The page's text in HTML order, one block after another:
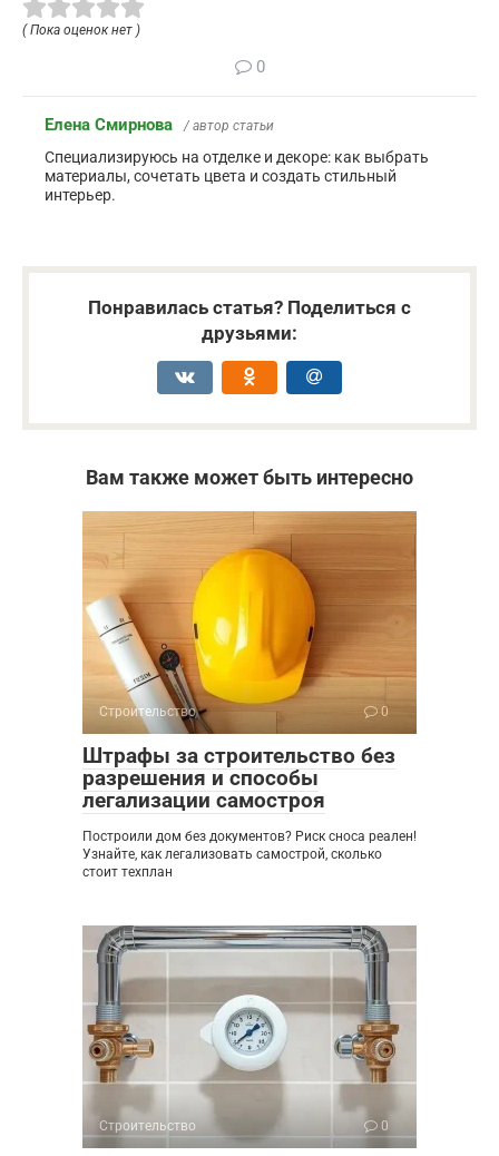
( Пока оценок нет )
0
Елена Смирнова / автор статьи
Специализируюсь на отделке и декоре: как выбрать
материалы, сочетать цвета и создать стильный
интерьер.
Понравилась статья? Поделиться с
друзьями:
Вам также может быть интересно
Строительство 0
Штрафы за строительство без
разрешения и способы
легализации самостроя
Построили дом без документов? Риск сноса реален!
Узнайте, как легализовать самострой, сколько
стоит техплан
Строительство 0